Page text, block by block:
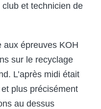
et technicien de
aux épreuves KOH
sur le recyclage
L’après midi était
plus précisément
au dessus